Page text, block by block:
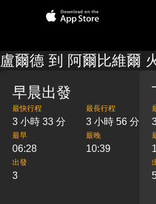
盧爾德 到 阿爾比維爾
早晨出發
最快行程
3 小時 33 分
最長行程
3 小時 56 分
最早
06:28
最晚
10:39
出發
3